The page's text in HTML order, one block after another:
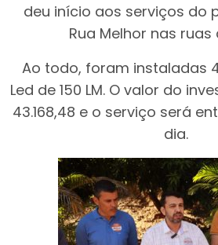
deu início aos serviços do
Rua Melhor nas
Ao todo, foram instaladas
Led de 150 LM. O valor do
43.168,48 e o serviço será
dia.